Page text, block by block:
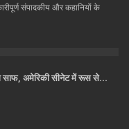
संपादकीय और कहानियों के
साफ, अमेरिकी सीनेट में रूस से…